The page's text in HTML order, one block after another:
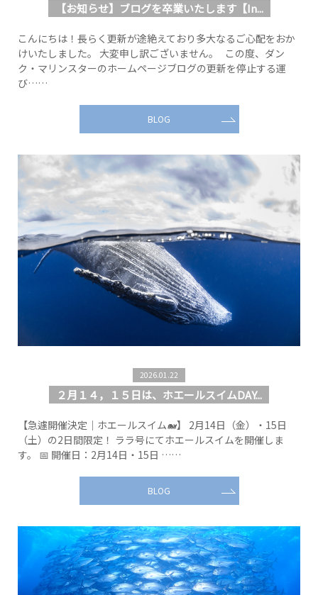
【お知らせ】ブログを卒業いたします【In...
こんにちは！長らく更新が途絶えており多大なるご心配をおか
けいたしました。 大変申し訳ございません。 この度、ダン
ク・マリンスターのホームページブログの更新を停止する運
び……
BLOG
2026.01.22
２月１４，１５日は、ホエールスイムDAY...
【急遽開催決定｜ホエールスイム🐋】 2月14日（金）・15日
（土）の2日間限定！ ララ号にてホエールスイムを開催しま
す。 📅 開催日：2月14日・15日 ……
BLOG